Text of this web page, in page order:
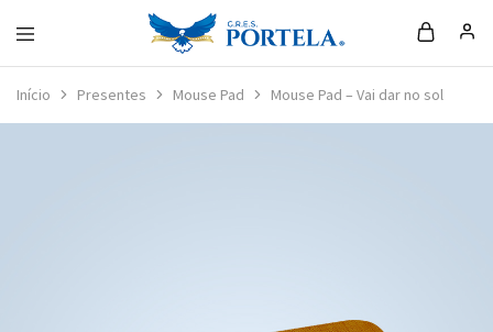
Loja
Portela
Início Presentes Mouse Pad Mouse Pad – Vai dar no sol